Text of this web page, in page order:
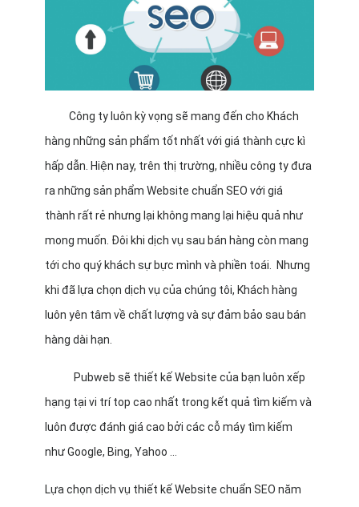
Công ty luôn kỳ vọng sẽ mang đến cho Khách
hàng những sản phẩm tốt nhất với giá thành cực kì
hấp dẫn. Hiện nay, trên thị trường, nhiều công ty đưa
ra những sản phẩm Website chuẩn SEO với giá
thành rất rẻ nhưng lại không mang lại hiệu quả như
mong muốn. Đôi khi dịch vụ sau bán hàng còn mang
tới cho quý khách sự bực mình và phiền toái. Nhưng
khi đã lựa chọn dịch vụ của chúng tôi, Khách hàng
luôn yên tâm về chất lượng và sự đảm bảo sau bán
hàng dài hạn.
Pubweb sẽ thiết kế Website của bạn luôn xếp
hạng tại vi trí top cao nhất trong kết quả tìm kiếm và
luôn được đánh giá cao bởi các cỗ máy tìm kiếm
như Google, Bing, Yahoo …
Lựa chọn dịch vụ thiết kế Website chuẩn SEO năm